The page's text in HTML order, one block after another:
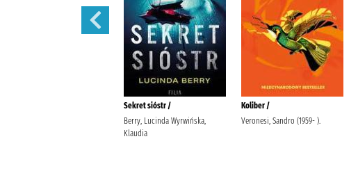
Sekret sióstr /
Berry, Lucinda Wyrwińska,
Klaudia
Koliber /
Veronesi, Sandro (1959- ).